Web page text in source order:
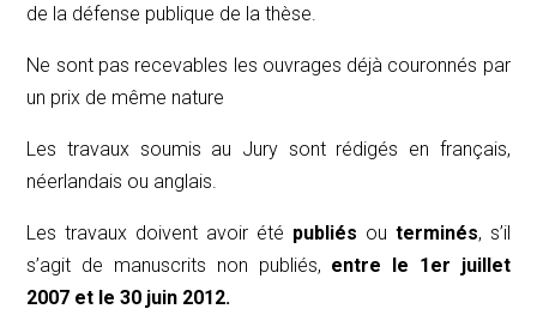
de la défense publique de la thèse.
Ne sont pas recevables les ouvrages déjà couronnés par
un prix de même nature
Les travaux soumis au Jury sont rédigés en français,
néerlandais ou anglais.
Les travaux doivent avoir été publiés ou terminés, s’il
s’agit de manuscrits non publiés, entre le 1er juillet
2007 et le 30 juin 2012.